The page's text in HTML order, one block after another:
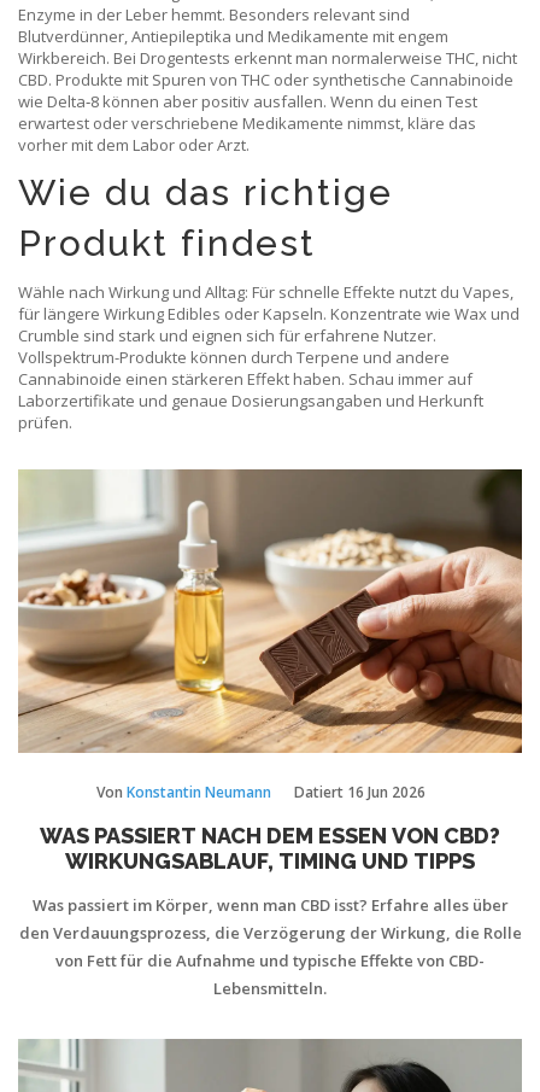
Enzyme in der Leber hemmt. Besonders relevant sind
Blutverdünner, Antiepileptika und Medikamente mit engem
Wirkbereich. Bei Drogentests erkennt man normalerweise THC, nicht
CBD. Produkte mit Spuren von THC oder synthetische Cannabinoide
wie Delta‑8 können aber positiv ausfallen. Wenn du einen Test
erwartest oder verschriebene Medikamente nimmst, kläre das
vorher mit dem Labor oder Arzt.
Wie du das richtige
Produkt findest
Wähle nach Wirkung und Alltag: Für schnelle Effekte nutzt du Vapes,
für längere Wirkung Edibles oder Kapseln. Konzentrate wie Wax und
Crumble sind stark und eignen sich für erfahrene Nutzer.
Vollspektrum-Produkte können durch Terpene und andere
Cannabinoide einen stärkeren Effekt haben. Schau immer auf
Laborzertifikate und genaue Dosierungsangaben und Herkunft
prüfen.
Von Konstantin Neumann Datiert 16 Jun 2026
WAS PASSIERT NACH DEM ESSEN VON CBD?
WIRKUNGSABLAUF, TIMING UND TIPPS
Was passiert im Körper, wenn man CBD isst? Erfahre alles über
den Verdauungsprozess, die Verzögerung der Wirkung, die Rolle
von Fett für die Aufnahme und typische Effekte von CBD-
Lebensmitteln.